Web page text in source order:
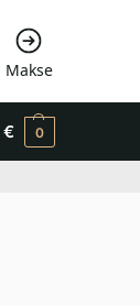
Makse
€ 0